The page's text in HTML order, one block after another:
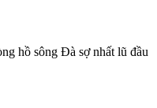
hồ sông Đà sợ nhất lũ đầu